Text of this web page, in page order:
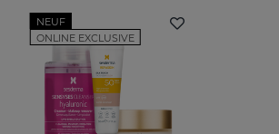
NEUF
ONLINE EXCLUSIVE